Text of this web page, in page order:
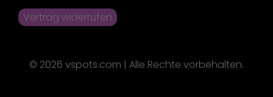
Vertrag widerrufen
© 2026 vspots.com | Alle Rechte vorbehalten.